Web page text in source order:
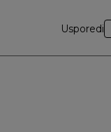
Usporedi